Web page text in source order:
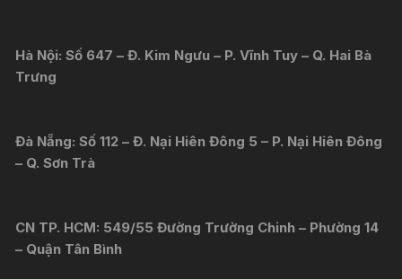
Hà Nội: Số 647 – Đ. Kim Ngưu – P. Vĩnh Tuy – Q. Hai Bà
Trưng
Đà Nẵng: Số 112 – Đ. Nại Hiên Đông 5 – P. Nại Hiên Đông
– Q. Sơn Trà
CN TP. HCM: 549/55 Đường Trường Chinh – Phường 14
– Quận Tân Bình